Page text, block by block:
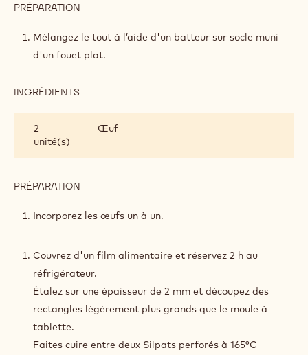
PRÉPARATION
CROUSTILLANT
CACAO
Mélangez le tout à l’aide d'un batteur sur socle muni
d'un fouet plat.
INGRÉDIENTS
2
unité(s)
Œuf
PRÉPARATION
CROUSTILLANT
Incorporez les œufs un à un.
Couvrez d'un film alimentaire et réservez 2 h au
réfrigérateur.
Étalez sur une épaisseur de 2 mm et découpez des
rectangles légèrement plus grands que le moule à
tablette.
Faites cuire entre deux Silpats perforés à 165°C